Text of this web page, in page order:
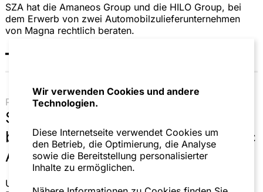
Wir verwenden Cookies und andere
Technologien.
Diese Internetseite verwendet Cookies um
den Betrieb, die Optimierung, die Analyse
sowie die Bereitstellung personalisierter
Inhalte zu ermöglichen.
SZA hat die Amaneos Group und die HILO Group, bei
dem Erwerb von zwei Automobilzulieferunternehmen
von Magna rechtlich beraten.
Pressemitteilung | 03.08.26
SZA Schilling, Zutt & Anschütz
berät MKCP beim Erwerb der Marc
Aurel-Gruppe
Umfassende Beratung der MKCP-